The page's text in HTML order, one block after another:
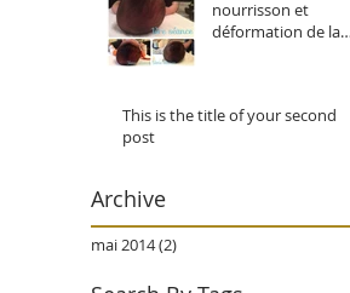
nourrisson et
déformation de la
This is the title of your second
post
Archive
mai 2014(2)